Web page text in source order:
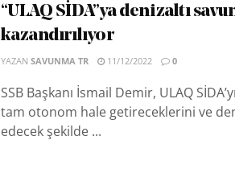
“ULAQ SİDA”ya denizaltı
kazandırılıyor
YAZAN SAVUNMA TR 11/12/2022 0
SSB Başkanı İsmail Demir, ULAQ
tam otonom hale getireceklerini ve
edecek şekilde ...